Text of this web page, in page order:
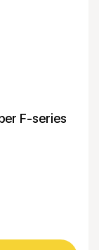
F-series